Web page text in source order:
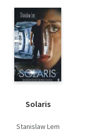
Solaris
Stanislaw Lem